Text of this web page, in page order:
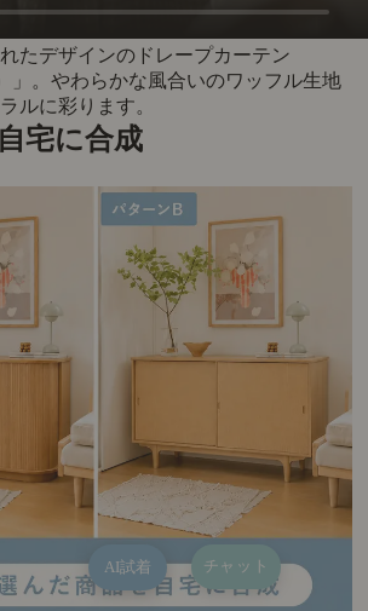
たデザインのドレープカーテン
」。やわらかな風合いのワッフル生地
ルに彩ります。
宅に合成
AI試着 チャット